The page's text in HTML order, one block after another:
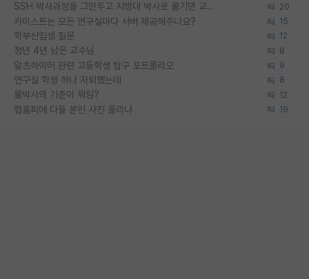
SSH 박사과정을 그만두고 지방대 박사로 옮기면 교수의 꿈은 끝일까요? 20
카이스트는 모든 연구실마다 서버 제공해주나요? 15
학부신입생 질문 12
정년 4년 남은 교수님 8
알츠하이머 관련 고등학생 탐구 포트폴리오 9
연구실 학생 하나 자퇴했는데 8
물박사의 기준이 뭐임? 12
랩홈피에 다들 본인 사진 올리냐 19